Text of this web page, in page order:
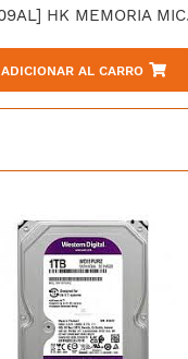
[HI1009AL]
ADICIONAR AL CARRO